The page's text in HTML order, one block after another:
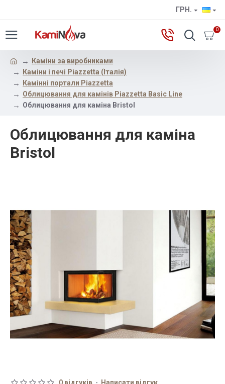
ГРН.
0
Каміни за виробниками
Каміни і печі Piazzetta (Італія)
Камінні портали Piazzetta
Облицювання для камінів Piazzetta Basic Line
Облицювання для каміна Bristol
Облицювання для каміна
Bristol